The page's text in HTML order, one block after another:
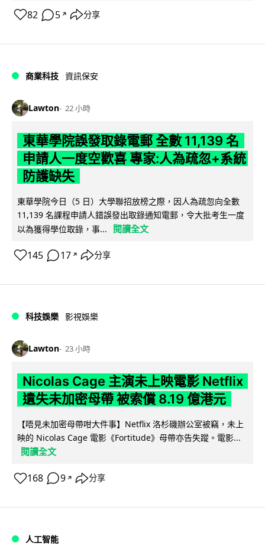
82 5 ↗ 分享
商業科技 資訊保安
Lawton 22 小時
東華學院誤發取錄電郵 全數 11,139 名
申請人一度空歡喜 專家:人為疏忽+系統
防護缺失
東華學院今日（5 日）大學聯招放榜之際，因人為疏忽向全數
11,139 名課程申請人錯誤發出取錄通知電郵，令大批考生一度
以為獲得學位取錄，事...
閱讀全文
145 17 ↗ 分享
科技娛樂 影視娛樂
Lawton 23 小時
Nicolas Cage 主演未上映電影 Netflix
遺失未加密母帶 被索償 8.19 億港元
【唔見未加密母帶咁大件事】Netflix 洛杉磯辦公室被竊，未上
映的 Nicolas Cage 電影《Fortitude》母帶亦告失蹤。電影...
閱讀全文
168 9 ↗ 分享
人工智能